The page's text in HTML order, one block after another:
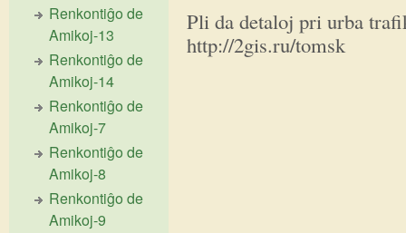
Pli da detaloj pri urba
http://2gis.ru/tomsk
Renkontiĝo de
Amikoj-13
Renkontiĝo de
Amikoj-14
Renkontiĝo de
Amikoj-7
Renkontiĝo de
Amikoj-8
Renkontiĝo de
Amikoj-9